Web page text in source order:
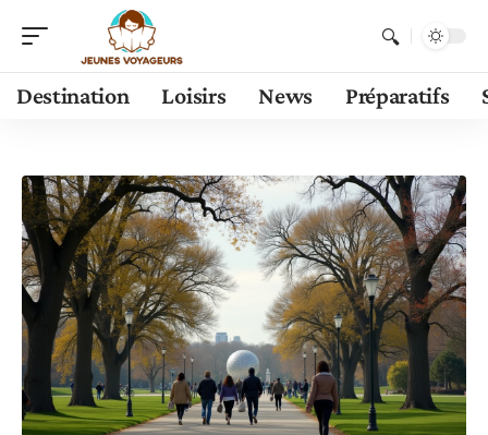
Destination Loisirs News Préparatifs